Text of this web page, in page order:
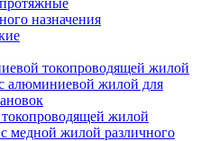
назначения
токопроводящей жилой
алюминиевой жилой для
жилой
медной жилой различного